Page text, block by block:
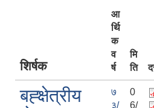
शिर्षक
आ
र्थि
क
व
र्ष
मि
ति
बह्क्षेत्रीय
७
३/
0
6/